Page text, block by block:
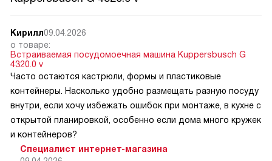
Кирилл09.04.2026
о товаре:
Встраиваемая посудомоечная машина Kuppersbusch G
4320.0 v
Часто остаются кастрюли, формы и пластиковые
контейнеры. Насколько удобно размещать разную посуду
внутри, если хочу избежать ошибок при монтаже, в кухне с
открытой планировкой, особенно если дома много кружек
и контейнеров?
Специалист интернет-магазина